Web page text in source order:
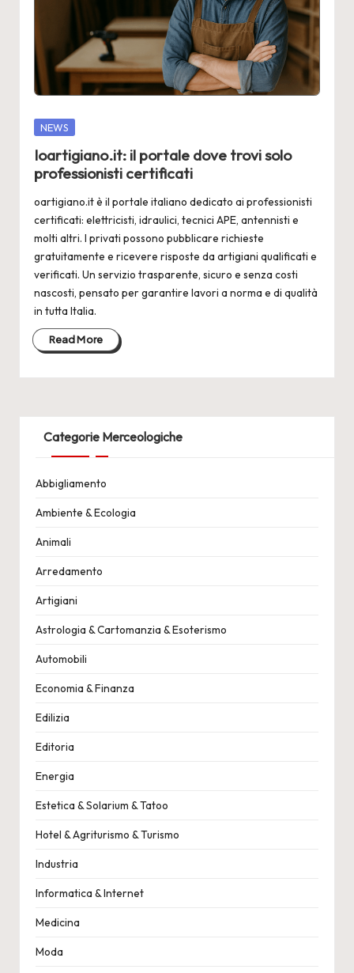
Posted
NEWS
Ioartigiano.it: il portale dove trovi solo
professionisti certificati
oartigiano.it è il portale italiano dedicato ai professionisti
certificati: elettricisti, idraulici, tecnici APE, antennisti e
molti altri. I privati possono pubblicare richieste
gratuitamente e ricevere risposte da artigiani qualificati e
verificati. Un servizio trasparente, sicuro e senza costi
nascosti, pensato per garantire lavori a norma e di qualità
in tutta Italia.
Read More
Categorie Merceologiche
Abbigliamento
Ambiente & Ecologia
Animali
Arredamento
Artigiani
Astrologia & Cartomanzia & Esoterismo
Automobili
Economia & Finanza
Edilizia
Editoria
Energia
Estetica & Solarium & Tatoo
Hotel & Agriturismo & Turismo
Industria
Informatica & Internet
Medicina
Moda